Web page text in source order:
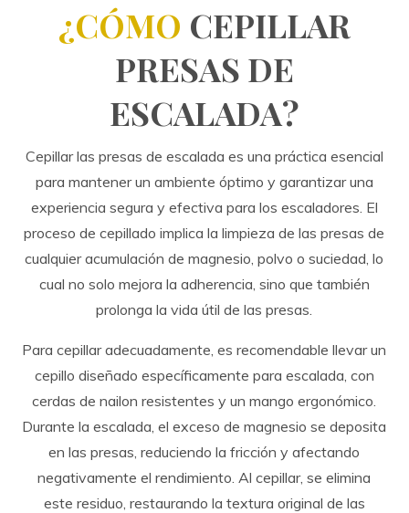
¿CÓMO CEPILLAR
PRESAS DE
ESCALADA?
Cepillar las presas de escalada es una práctica esencial
para mantener un ambiente óptimo y garantizar una
experiencia segura y efectiva para los escaladores. El
proceso de cepillado implica la limpieza de las presas de
cualquier acumulación de magnesio, polvo o suciedad, lo
cual no solo mejora la adherencia, sino que también
prolonga la vida útil de las presas.
Para cepillar adecuadamente, es recomendable llevar un
cepillo diseñado específicamente para escalada, con
cerdas de nailon resistentes y un mango ergonómico.
Durante la escalada, el exceso de magnesio se deposita
en las presas, reduciendo la fricción y afectando
negativamente el rendimiento. Al cepillar, se elimina
este residuo, restaurando la textura original de las